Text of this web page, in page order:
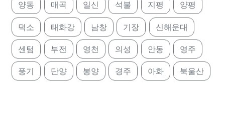
양동 매곡 일신 석불 지평 양평
덕소 태화강 남창 기장 신해운대
센텀 부전 영천 의성 안동 영주
풍기 단양 봉양 경주 아화 북울산